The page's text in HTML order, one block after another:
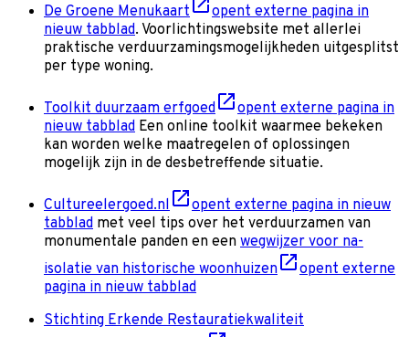
De Groene Menukaart
opent externe pagina in
nieuw tabblad. Voorlichtingswebsite met allerlei
praktische verduurzamingsmogelijkheden uitgesplitst
per type woning.
Toolkit duurzaam erfgoed
opent externe pagina in
nieuw tabblad Een online toolkit waarmee bekeken
kan worden welke maatregelen of oplossingen
mogelijk zijn in de desbetreffende situatie.
Cultureelergoed.nl
opent externe pagina in nieuw
tabblad met veel tips over het verduurzamen van
monumentale panden en een wegwijzer voor na-
isolatie van historische woonhuizen
opent externe
pagina in nieuw tabblad
Stichting Erkende Restauratiekwaliteit